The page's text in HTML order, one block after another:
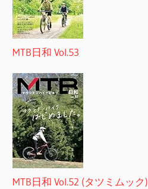
MTB日和 Vol.53
MTB日和 Vol.52 (タツミムック)